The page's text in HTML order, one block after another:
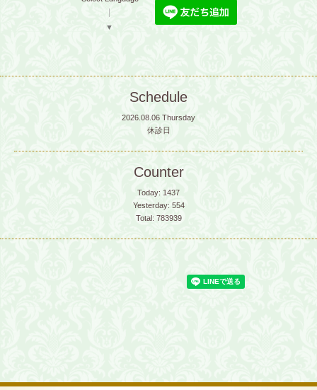
▼
Schedule
2026.08.06 Thursday
休診日
Counter
Today: 1437
Yesterday: 554
Total: 783939